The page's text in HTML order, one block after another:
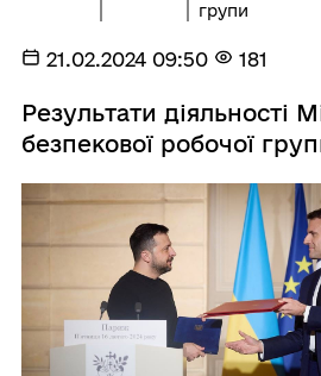
групи
21.02.2024 09:50 181
Результати діяльності
безпекової робочої